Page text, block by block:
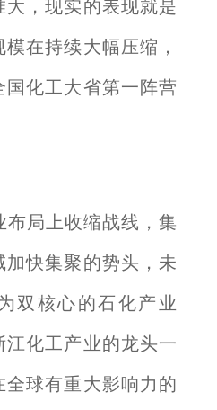
，现实的表现就是
在持续大幅压缩，
化工大省第一阵营
局上收缩战线，集
快集聚的势头，未
双核心的石化产业
化工产业的龙头一
球有重大影响力的